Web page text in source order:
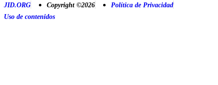
JID.ORG Copyright ©2026
Política de Privacidad
Uso de contenidos